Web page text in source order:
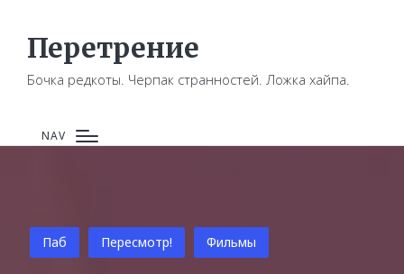
Перетрение
Бочка редкоты. Черпак странностей. Ложка хайпа.
NAV
Posted
in
Паб Пересмотр! Фильмы